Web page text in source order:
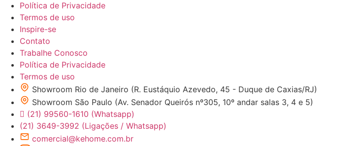
Política de Privacidade
Termos de uso
Inspire-se
Contato
Trabalhe Conosco
Política de Privacidade
Termos de uso
Showroom Rio de Janeiro (R. Eustáquio Azevedo, 45 - Duque de Caxias/RJ)
Showroom São Paulo (Av. Senador Queirós nº305, 10º andar salas 3, 4 e 5)
(21) 99560-1610 (Whatsapp)
(21) 3649-3992 (Ligações / Whatsapp)
comercial@kehome.com.br